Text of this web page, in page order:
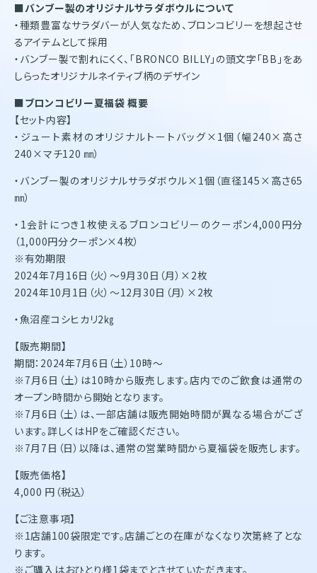
■バンブー製のオリジナルサラダボウルについて
・種類豊富なサラダバーが人気なため、ブロンコビリーを想起させ
るアイテムとして採用
・バンブー製で割れにくく、「BRONCO BILLY」の頭文字「BB」をあ
しらったオリジナルネイティブ柄のデザイン
■ブロンコビリー夏福袋 概要
【セット内容】
・ジュート素材のオリジナルトートバッグ×1個（幅240×高さ
240×マチ120 ㎜）
・バンブー製のオリジナルサラダボウル×1個（直径145×高さ65
㎜）
・1会計につき1枚使えるブロンコビリーのクーポン4,000円分
（1,000円分クーポン×4枚）
※有効期限
2024年7月16日（火）～9月30日（月）×2枚
2024年10月1日（火）～12月30日（月）×2枚
・魚沼産コシヒカリ2㎏
【販売期間】
期間：2024年7月6日（土）10時～
※7月6日（土）は10時から販売します。店内でのご飲食は通常の
オープン時間から開始となります。
※7月6日（土）は、一部店舗は販売開始時間が異なる場合がござ
います。詳しくはHPをご確認ください。
※7月7日（日）以降は、通常の営業時間から夏福袋を販売します。
【販売価格】
4,000 円（税込）
【ご注意事項】
※1店舗100袋限定です。店舗ごとの在庫がなくなり次第終了とな
ります。
※ご購入はおひとり様1袋までとさせていただきます。